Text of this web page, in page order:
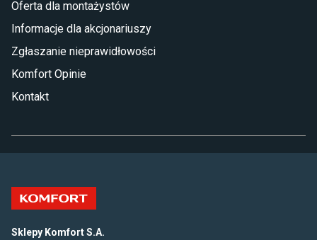
Oferta dla montażystów
Informacje dla akcjonariuszy
Zgłaszanie nieprawidłowości
Komfort Opinie
Kontakt
Sklepy Komfort S.A.